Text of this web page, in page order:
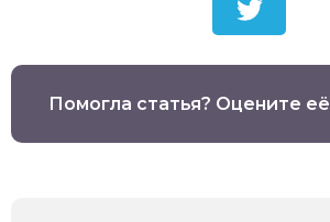
Помогла статья? Оцените её